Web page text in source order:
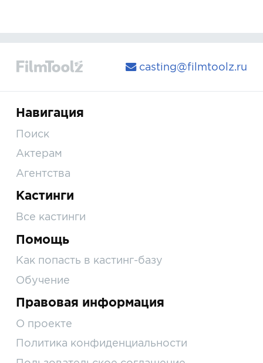
casting@filmtoolz.ru
Навигация
Поиск
Актерам
Агентства
Кастинги
Все кастинги
Помощь
Как попасть в кастинг-базу
Обучение
Правовая информация
О проекте
Политика конфиденциальности